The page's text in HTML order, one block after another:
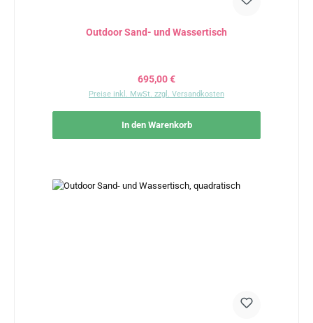
Outdoor Sand- und Wassertisch
Regulärer Preis:
695,00 €
Preise inkl. MwSt. zzgl. Versandkosten
In den Warenkorb